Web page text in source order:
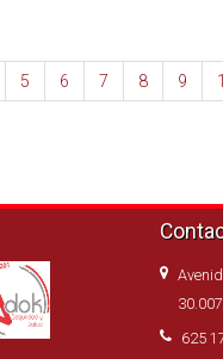
5 6 7 8 9
625